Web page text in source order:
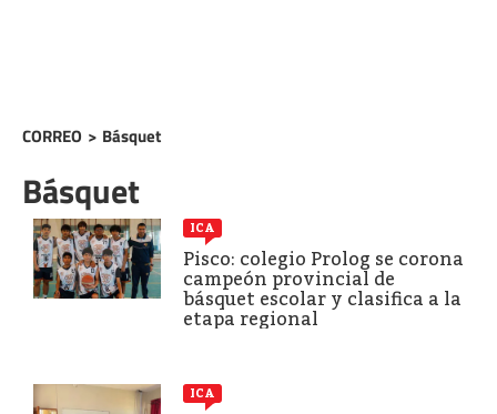
CORREO > Básquet
Básquet
ICA
Pisco: colegio Prolog se corona
campeón provincial de
básquet escolar y clasifica a la
etapa regional
ICA